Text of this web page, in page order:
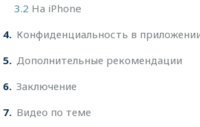
3.2 На iPhone
4 Конфиденциальность в
5 Дополнительные рекомендации
6 Заключение
7 Видео по теме